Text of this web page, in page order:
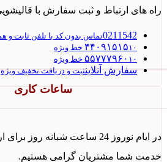
راه های ارتباط و ثبت سفارش با
0211542تماس بدون کد با تلفن ثابت و
۴۴۰۹۱۵۱۵ ۱۰ خط ویژه
۵۵۷۷۷۹۶۰ ۱۰ خط ویژه
سفارش آنلاینثبت و دریافت تخفیف ویژه
ساعات کاری
در ایام نوروز 24 ساعت شبانه روز
خدمت شما مشتریان گرامی هستیم.